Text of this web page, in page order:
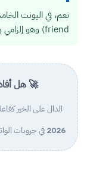
friend) وهو إلزامي وعليه درجة كبيرة في الامتحان التحريري.
🚀 هل
الدال على الخير
2026في جروبات